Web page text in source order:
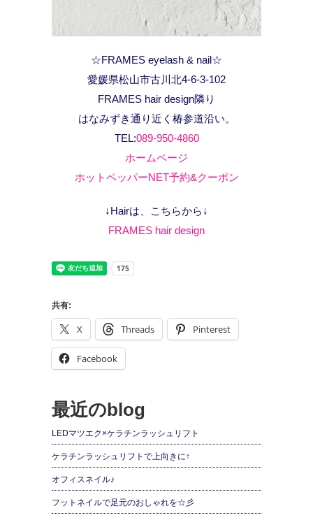
☆FRAMES eyelash & nail☆
愛媛県松山市古川北4-6-3-102
FRAMES hair design隣り
はなみずき通り近く椿参道沿い。
TEL:089-950-4860
ホームページ
ホットペッパーNET予約&クーポン
↓Hairは、こちらから↓
FRAMES hair design
共有:
X Threads Pinterest
Facebook
最近のblog
LEDマツエク×ケラチンラッシュリフト
ケラチンラッシュリフトで上向きに↑
オフィスネイル♪
フットネイルで足元のおしゃれを☆彡